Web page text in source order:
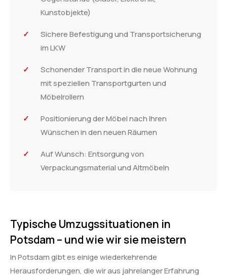
Kunstobjekte)
Sichere Befestigung und Transportsicherung
im LKW
Schonender Transport in die neue Wohnung
mit speziellen Transportgurten und
Möbelrollern
Positionierung der Möbel nach Ihren
Wünschen in den neuen Räumen
Auf Wunsch: Entsorgung von
Verpackungsmaterial und Altmöbeln
Typische Umzugssituationen in
Potsdam – und wie wir sie meistern
In Potsdam gibt es einige wiederkehrende
Herausforderungen, die wir aus jahrelanger Erfahrung